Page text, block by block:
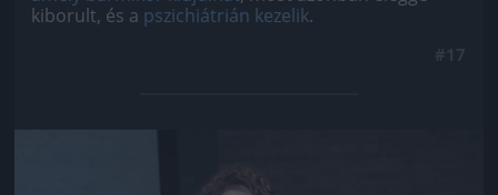
kiborult, és a pszichiátrián kezelik.